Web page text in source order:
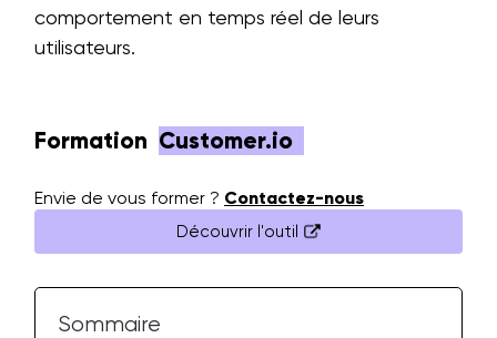
comportement en temps réel de leurs
utilisateurs.
Formation Customer.io
Envie de vous former ? Contactez-nous
Découvrir l'outil
Sommaire